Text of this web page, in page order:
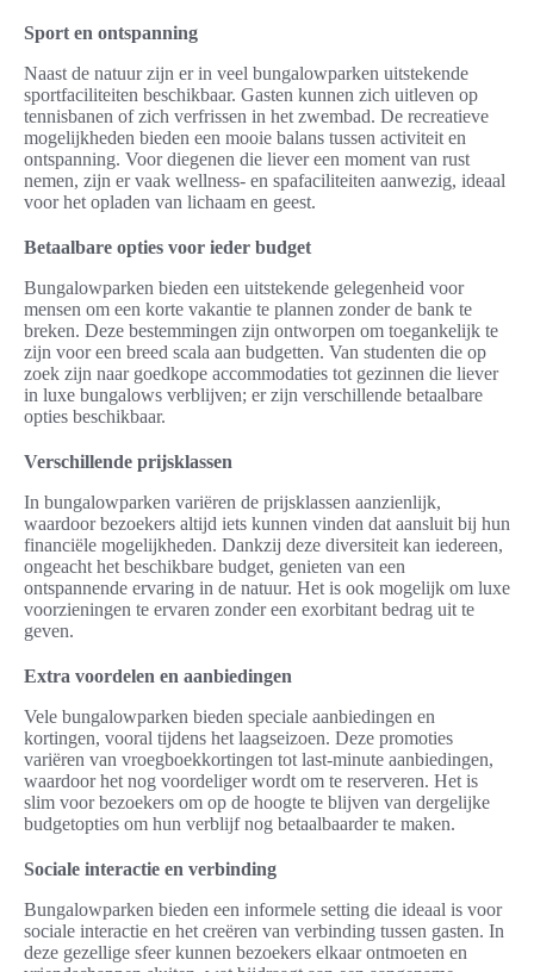
Sport en ontspanning
Naast de natuur zijn er in veel bungalowparken uitstekende
sportfaciliteiten beschikbaar. Gasten kunnen zich uitleven op
tennisbanen of zich verfrissen in het zwembad. De recreatieve
mogelijkheden bieden een mooie balans tussen activiteit en
ontspanning. Voor diegenen die liever een moment van rust
nemen, zijn er vaak wellness- en spafaciliteiten aanwezig, ideaal
voor het opladen van lichaam en geest.
Betaalbare opties voor ieder budget
Bungalowparken bieden een uitstekende gelegenheid voor
mensen om een korte vakantie te plannen zonder de bank te
breken. Deze bestemmingen zijn ontworpen om toegankelijk te
zijn voor een breed scala aan budgetten. Van studenten die op
zoek zijn naar goedkope accommodaties tot gezinnen die liever
in luxe bungalows verblijven; er zijn verschillende betaalbare
opties beschikbaar.
Verschillende prijsklassen
In bungalowparken variëren de prijsklassen aanzienlijk,
waardoor bezoekers altijd iets kunnen vinden dat aansluit bij hun
financiële mogelijkheden. Dankzij deze diversiteit kan iedereen,
ongeacht het beschikbare budget, genieten van een
ontspannende ervaring in de natuur. Het is ook mogelijk om luxe
voorzieningen te ervaren zonder een exorbitant bedrag uit te
geven.
Extra voordelen en aanbiedingen
Vele bungalowparken bieden speciale aanbiedingen en
kortingen, vooral tijdens het laagseizoen. Deze promoties
variëren van vroegboekkortingen tot last-minute aanbiedingen,
waardoor het nog voordeliger wordt om te reserveren. Het is
slim voor bezoekers om op de hoogte te blijven van dergelijke
budgetopties om hun verblijf nog betaalbaarder te maken.
Sociale interactie en verbinding
Bungalowparken bieden een informele setting die ideaal is voor
sociale interactie en het creëren van verbinding tussen gasten. In
deze gezellige sfeer kunnen bezoekers elkaar ontmoeten en